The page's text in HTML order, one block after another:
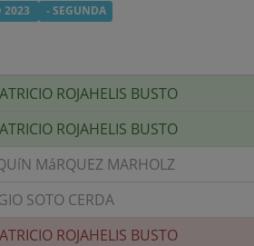
2023 - SEGUNDA
ROJAHELIS BUSTO
ROJAHELIS BUSTO
MáRQUEZ MARHOLZ
SOTO CERDA
ROJAHELIS BUSTO